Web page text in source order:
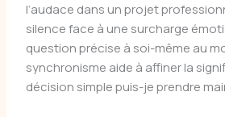
l’audace dans un projet
silence face à une surcharge
question précise à soi-même au
synchronisme aide à affiner la
décision simple puis-je prendre